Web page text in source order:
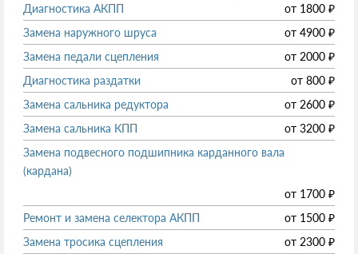
Диагностика АКПП
от 1800 ₽
Замена наружного шруса
от 4900 ₽
Замена педали сцепления
от 2000 ₽
Диагностика раздатки
от 800 ₽
Замена сальника редуктора
от 2600 ₽
Замена сальника КПП
от 3200 ₽
Замена подвесного подшипника карданного вала
(кардана)
от 1700 ₽
Ремонт и замена селектора АКПП
от 1500 ₽
Замена тросика сцепления
от 2300 ₽